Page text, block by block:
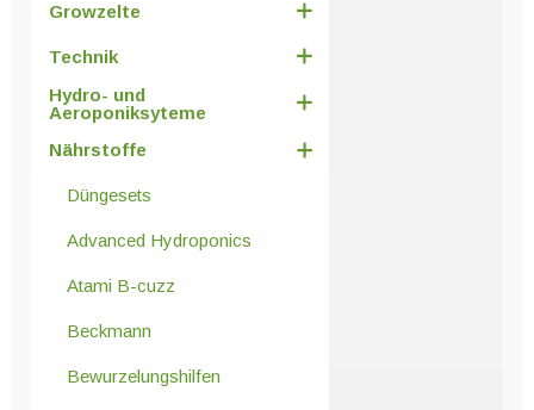
Growzelte
Technik
Hydro- und
Aeroponiksyteme
Nährstoffe
Düngesets
Advanced Hydroponics
Atami B-cuzz
Beckmann
Bewurzelungshilfen